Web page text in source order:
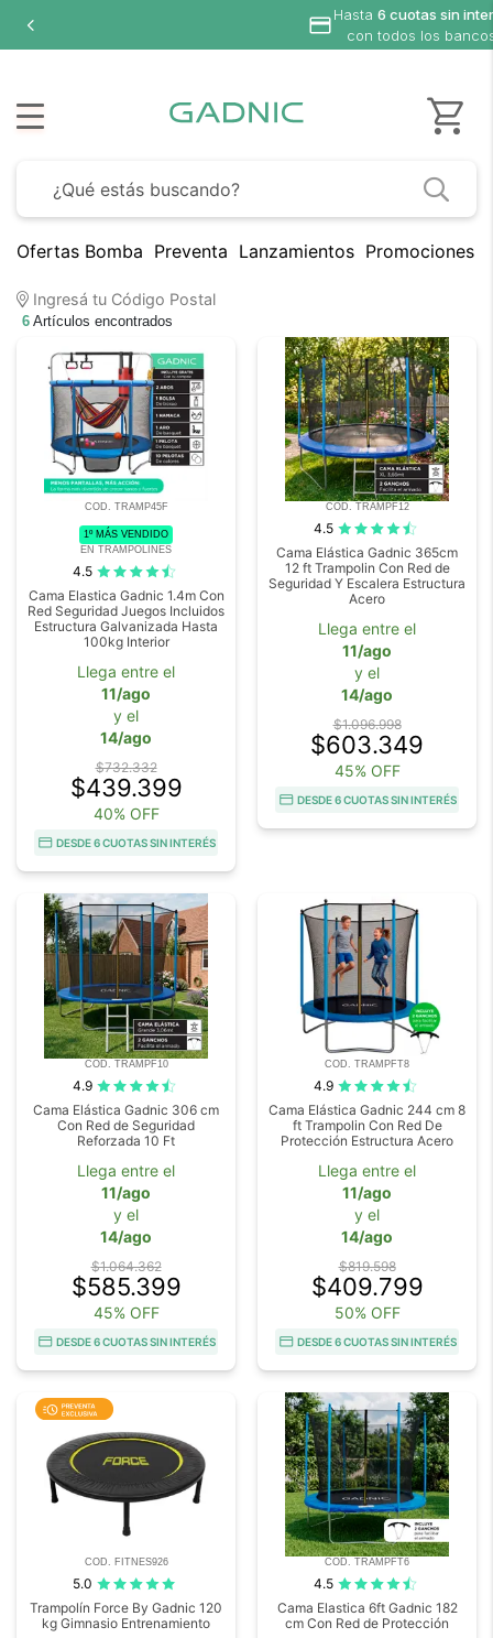
Hasta 6 cuotas sin
con todos los
Ofertas Bomba Preventa Lanzamientos Promociones
Ingresá tu Código Postal
6 Artículos encontrados
COD. TRAMP45F
1º MÁS VENDIDO
EN TRAMPOLINES
4.5
Cama Elastica Gadnic 1.4m Con
Red Seguridad Juegos Incluidos
Estructura Galvanizada Hasta
100kg Interior
Llega entre el
11/ago
y el
14/ago
$732.332
$439.399
40% OFF
DESDE 6 CUOTAS SIN INTERÉS
COD. TRAMPF12
4.5
Cama Elástica Gadnic 365cm
12 ft Trampolin Con Red de
Seguridad Y Escalera Estructura
Acero
Llega entre el
11/ago
y el
14/ago
$1.096.998
$603.349
45% OFF
DESDE 6 CUOTAS SIN INTERÉS
COD. TRAMPF10
4.9
Cama Elástica Gadnic 306 cm
Con Red de Seguridad
Reforzada 10 Ft
Llega entre el
11/ago
y el
14/ago
$1.064.362
$585.399
45% OFF
DESDE 6 CUOTAS SIN INTERÉS
COD. TRAMPFT8
4.9
Cama Elástica Gadnic 244 cm 8
ft Trampolin Con Red De
Protección Estructura Acero
Llega entre el
11/ago
y el
14/ago
$819.598
$409.799
50% OFF
DESDE 6 CUOTAS SIN INTERÉS
COD. FITNES926
5.0
Trampolín Force By Gadnic 120
kg Gimnasio Entrenamiento
COD. TRAMPFT6
4.5
Cama Elastica 6ft Gadnic 182
cm Con Red de Protección